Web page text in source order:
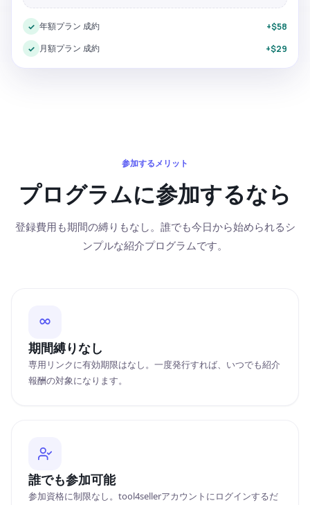
✓ 年額プラン 成約
+$58
✓ 月額プラン 成約 +$29
参加するメリット
プログラムに参加するなら
登録費用も期間の縛りもなし。誰でも今日から始められるシ
ンプルな紹介プログラムです。
期間縛りなし
専用リンクに有効期限はなし。一度発行すれば、いつでも紹介
報酬の対象になります。
誰でも参加可能
参加資格に制限なし。tool4sellerアカウントにログインするだ